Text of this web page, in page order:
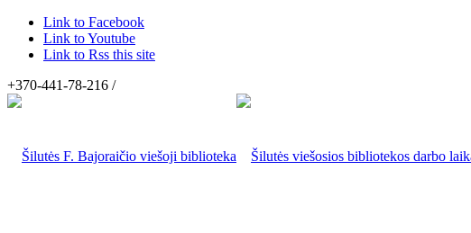
Link to Facebook
Link to Youtube
Link to Rss this site
+370-441-78-216 /